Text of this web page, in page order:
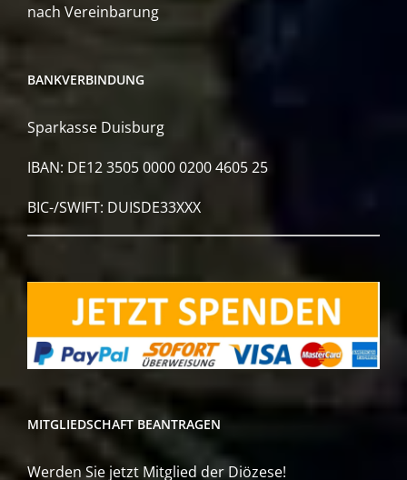
nach Vereinbarung
BANKVERBINDUNG
Sparkasse Duisburg
IBAN: DE12 3505 0000 0200 4605 25
BIC-/SWIFT: DUISDE33XXX
MITGLIEDSCHAFT BEANTRAGEN
Werden Sie jetzt Mitglied der Diözese!